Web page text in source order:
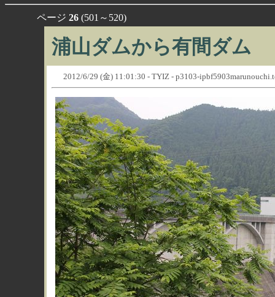
ページ 26(501～520)
浦山ダムから有間ダム
2012/6/29 (金) 11:01:30 - TYIZ - p3103-